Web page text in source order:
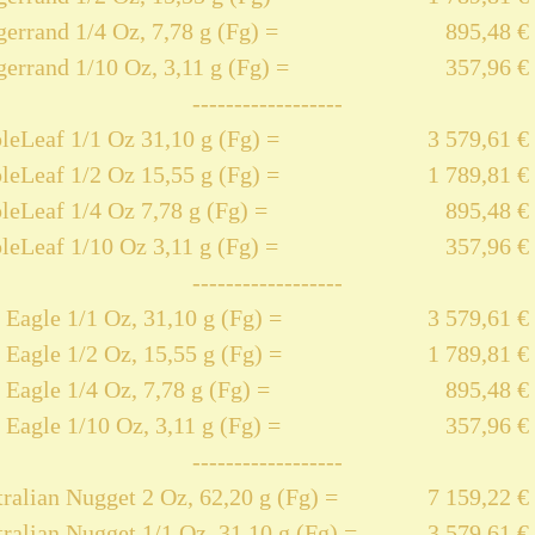
1/4 Oz, 7,78 g (Fg) =
895,48 €
1/10 Oz, 3,11 g (Fg) =
357,96 €
------------------
1/1 Oz 31,10 g (Fg) =
3 579,61 €
1/2 Oz 15,55 g (Fg) =
1 789,81 €
1/4 Oz 7,78 g (Fg) =
895,48 €
1/10 Oz 3,11 g (Fg) =
357,96 €
------------------
1/1 Oz, 31,10 g (Fg) =
3 579,61 €
1/2 Oz, 15,55 g (Fg) =
1 789,81 €
1/4 Oz, 7,78 g (Fg) =
895,48 €
1/10 Oz, 3,11 g (Fg) =
357,96 €
------------------
Nugget 2 Oz, 62,20 g (Fg) =
7 159,22 €